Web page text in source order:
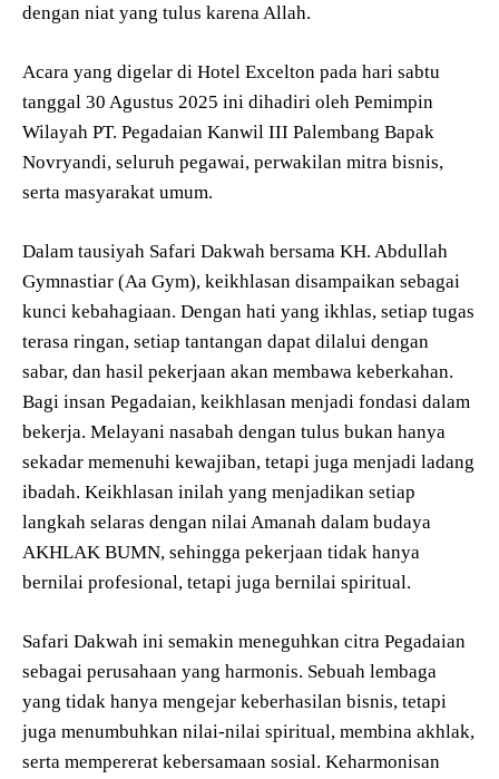
dengan niat yang tulus karena Allah.
Acara yang digelar di Hotel Excelton pada hari sabtu
tanggal 30 Agustus 2025 ini dihadiri oleh Pemimpin
Wilayah PT. Pegadaian Kanwil III Palembang Bapak
Novryandi, seluruh pegawai, perwakilan mitra bisnis,
serta masyarakat umum.
Dalam tausiyah Safari Dakwah bersama KH. Abdullah
Gymnastiar (Aa Gym), keikhlasan disampaikan sebagai
kunci kebahagiaan. Dengan hati yang ikhlas, setiap tugas
terasa ringan, setiap tantangan dapat dilalui dengan
sabar, dan hasil pekerjaan akan membawa keberkahan.
Bagi insan Pegadaian, keikhlasan menjadi fondasi dalam
bekerja. Melayani nasabah dengan tulus bukan hanya
sekadar memenuhi kewajiban, tetapi juga menjadi ladang
ibadah. Keikhlasan inilah yang menjadikan setiap
langkah selaras dengan nilai Amanah dalam budaya
AKHLAK BUMN, sehingga pekerjaan tidak hanya
bernilai profesional, tetapi juga bernilai spiritual.
Safari Dakwah ini semakin meneguhkan citra Pegadaian
sebagai perusahaan yang harmonis. Sebuah lembaga
yang tidak hanya mengejar keberhasilan bisnis, tetapi
juga menumbuhkan nilai-nilai spiritual, membina akhlak,
serta mempererat kebersamaan sosial. Keharmonisan